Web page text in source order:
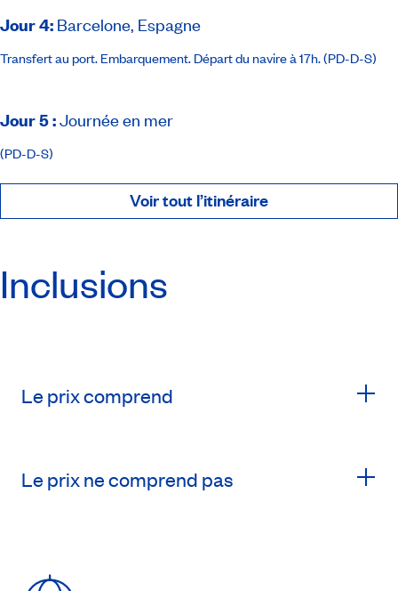
Jour 4: Barcelone, Espagne
Transfert au port. Embarquement. Départ du navire à 17h. (PD-D-S)
Jour 5:Journée en mer
(PD-D-S)
Voir tout l’itinéraire
Inclusions
Le prix comprend
Le prix ne comprend pas